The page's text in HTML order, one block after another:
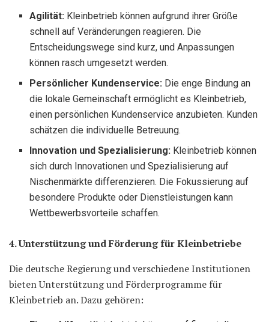
Agilität: Kleinbetrieb können aufgrund ihrer Größe
schnell auf Veränderungen reagieren. Die
Entscheidungswege sind kurz, und Anpassungen
können rasch umgesetzt werden.
Persönlicher Kundenservice: Die enge Bindung an
die lokale Gemeinschaft ermöglicht es Kleinbetrieb,
einen persönlichen Kundenservice anzubieten. Kunden
schätzen die individuelle Betreuung.
Innovation und Spezialisierung: Kleinbetrieb können
sich durch Innovationen und Spezialisierung auf
Nischenmärkte differenzieren. Die Fokussierung auf
besondere Produkte oder Dienstleistungen kann
Wettbewerbsvorteile schaffen.
4. Unterstützung und Förderung für Kleinbetriebe
Die deutsche Regierung und verschiedene Institutionen
bieten Unterstützung und Förderprogramme für
Kleinbetrieb an. Dazu gehören: